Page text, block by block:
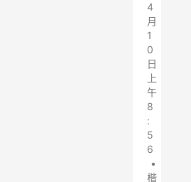
4
月
1
0
日
上
午
8
:
5
6
•
楷